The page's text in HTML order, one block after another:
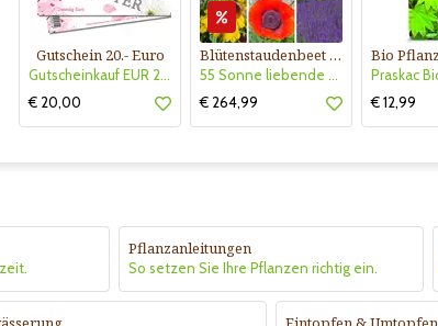
Gutschein 20.- Euro
Gutscheinkauf EUR 20.-
€ 20,00
Blütenstaudenbeet Kollektion Nr. 504
55 Sonne liebende Stauden für 6 m² Beet mit Pflanzplan
€ 264,99
€ 12,99
Pflanzanleitungen
So setzen Sie Ihre Pflanzen richtig ein.